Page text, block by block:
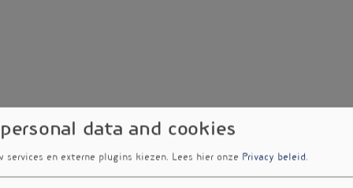
data and cookies
services en externe plugins kiezen. Lees hier onze Privacy beleid.